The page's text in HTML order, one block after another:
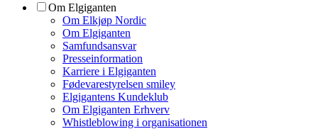
Om Elgiganten
Om Elkjøp Nordic
Om Elgiganten
Samfundsansvar
Presseinformation
Karriere i Elgiganten
Fødevarestyrelsen smiley
Elgigantens Kundeklub
Om Elgiganten Erhverv
Whistleblowing i organisationen